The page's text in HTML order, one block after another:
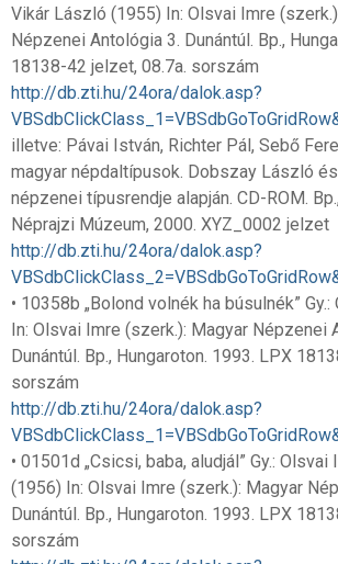
Vikár László (1955) In: Olsvai Imre
Népzenei Antológia 3. Dunántúl. Bp.,
18138-42 jelzet, 08.7a. sorszám
http://db.zti.hu/24ora/dalok.asp?
illetve: Pávai István, Richter Pál, Sebő
magyar népdaltípusok. Dobszay László
népzenei típusrendje alapján. CD-ROM.
Néprajzi Múzeum, 2000. XYZ_0002 jelzet
http://db.zti.hu/24ora/dalok.asp?
• 10358b „Bolond volnék ha búsulnék”
In: Olsvai Imre (szerk.): Magyar Népzenei
Dunántúl. Bp., Hungaroton. 1993. LPX
sorszám
http://db.zti.hu/24ora/dalok.asp?
• 01501d „Csicsi, baba, aludjál” Gy.:
(1956) In: Olsvai Imre (szerk.): Magyar
Dunántúl. Bp., Hungaroton. 1993. LPX
sorszám